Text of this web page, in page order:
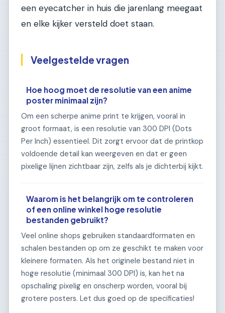
een eyecatcher in huis die jarenlang meegaat
en elke kijker versteld doet staan.
Veelgestelde vragen
Hoe hoog moet de resolutie van een anime
poster minimaal zijn?
Om een scherpe anime print te krijgen, vooral in
groot formaat, is een resolutie van 300 DPI (Dots
Per Inch) essentieel. Dit zorgt ervoor dat de printkop
voldoende detail kan weergeven en dat er geen
pixelige lijnen zichtbaar zijn, zelfs als je dichterbij kijkt.
Waarom is het belangrijk om te controleren
of een online winkel hoge resolutie
bestanden gebruikt?
Veel online shops gebruiken standaardformaten en
schalen bestanden op om ze geschikt te maken voor
kleinere formaten. Als het originele bestand niet in
hoge resolutie (minimaal 300 DPI) is, kan het na
opschaling pixelig en onscherp worden, vooral bij
grotere posters. Let dus goed op de specificaties!